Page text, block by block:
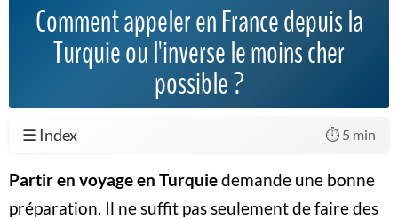
Comment appeler en France depuis la
Turquie ou l'inverse le moins cher
possible ?
☰ Index ⏱️ 5 min
Partir en voyage en Turquiedemande une bonne
préparation. Il ne suffit pas seulement de faire des